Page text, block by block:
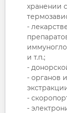
хранении
-
и т.п.;
-
- органов
-
-